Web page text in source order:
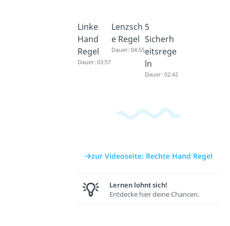
Linke
Hand
Regel
Dauer: 03:57
Lenzsch
e Regel
Dauer: 04:55
5
Sicherh
eitsrege
ln
Dauer: 02:42
zur Videoseite: Rechte Hand Regel
Lernen lohnt sich!
Entdecke hier deine Chancen.